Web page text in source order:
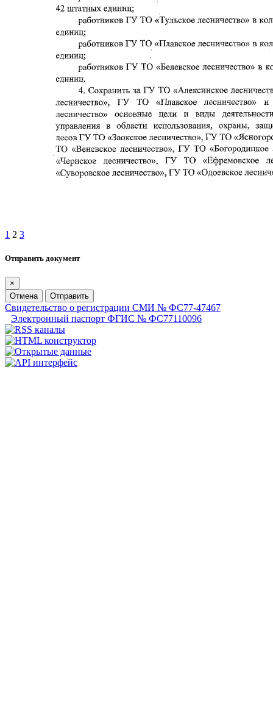
1 2 3
Отправить документ
×
Отмена
Отправить
Свидетельство о регистрации СМИ № ФС77-47467
Электронный паспорт ФГИС № ФС77110096